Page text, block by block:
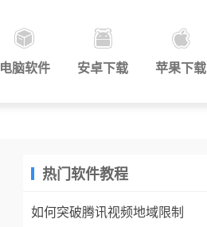
电脑软件 安卓下载 苹果下载
热门软件教程
如何突破腾讯视频地域限制